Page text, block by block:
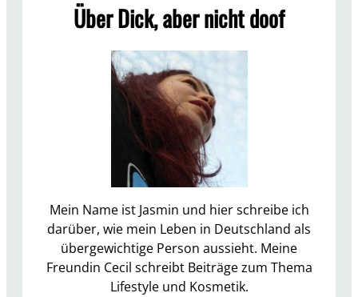
b
a
u
t
o
b
e
r
2
Über Dick, aber nicht doof
Mein Name ist Jasmin und hier schreibe ich
darüber, wie mein Leben in Deutschland als
übergewichtige Person aussieht. Meine
Freundin Cecil schreibt Beiträge zum Thema
Lifestyle und Kosmetik.